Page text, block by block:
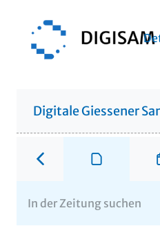
Digitale Giessener